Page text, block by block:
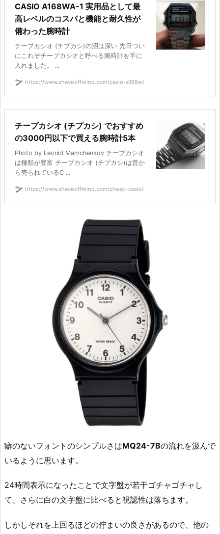
CASIO A168WA-1 実用品として最
高レベルのコスパと機能と耐久性が
備わった腕時計
チープカシオ (チプカシ)の沼は深い 先日つい
にこれぞチープカシオと呼べる腕時計を手に
入れました。 ...
https://www.shaveoffmind.com/casio-a168w/
チープカシオ (チプカシ) でおすすめ
の3000円以下で買える腕時計5本
Photo by Leonid Mamchenkov チープカシオ
は種類が豊富 チープカシオ (チプカシ)は昔か
ら売られているC ...
https://www.shaveoffmind.com/cheap-casio/
癖のないフォントのシンプルさはMQ24-7Bの流れを汲んで
いるように思います。
24時間表示になったことで文字盤が若干ゴチャゴチャし
て、さらに白の文字盤に比べると視認性は落ちます。
しかしそれを上回るほどの佇まいの良さがあるので、他の